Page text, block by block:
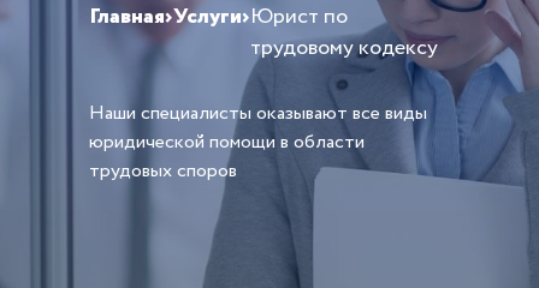
Главная›Услуги›Юрист по
трудовому кодексу
Наши специалисты оказывают все виды
юридической помощи в области
трудовых споров